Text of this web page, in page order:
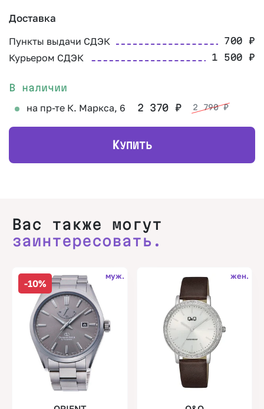
Доставка
Пункты выдачи СДЭК 700₽
Курьером СДЭК 1 500₽
В наличии
на пр-те К. Маркса, 6 2 370 ₽ 2 790₽
КУПИТЬ
Вас также могут
заинтересовать.
-10%
муж. жен.